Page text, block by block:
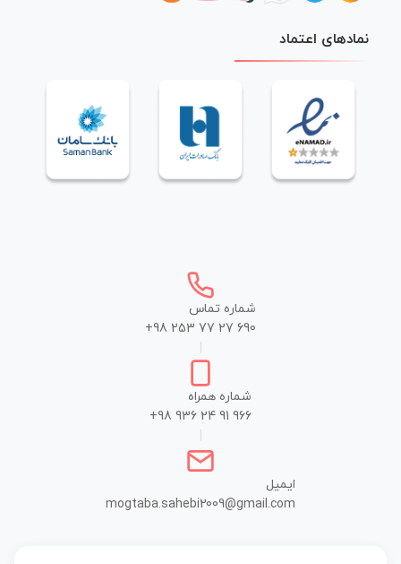
نمادهای اعتماد
شماره تماس
+98 253 77 27 690
شماره همراه
+98 936 24 91 966
ایمیل
mogtaba.sahebi2009@gmail.com